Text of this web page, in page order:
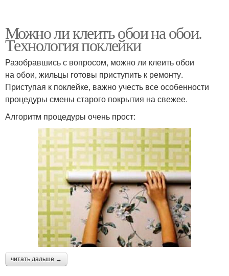
Можно ли клеить обои на обои.
Технология поклейки
Разобравшись с вопросом, можно ли клеить обои
на обои, жильцы готовы приступить к ремонту.
Приступая к поклейке, важно учесть все особенности
процедуры смены старого покрытия на свежее.
Алгоритм процедуры очень прост:
читать дальше →